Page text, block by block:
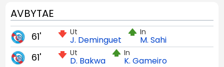
AVBYTAE
Ut
J. Deminguet
In
M. Sahi
61'
Ut
D. Bakwa
In
K. Gameiro
61'